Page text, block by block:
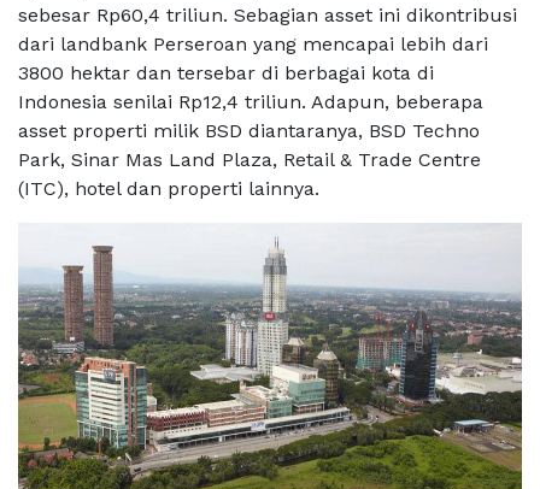
sebesar Rp60,4 triliun. Sebagian asset ini dikontribusi
dari landbank Perseroan yang mencapai lebih dari
3800 hektar dan tersebar di berbagai kota di
Indonesia senilai Rp12,4 triliun. Adapun, beberapa
asset properti milik BSD diantaranya, BSD Techno
Park, Sinar Mas Land Plaza, Retail & Trade Centre
(ITC), hotel dan properti lainnya.